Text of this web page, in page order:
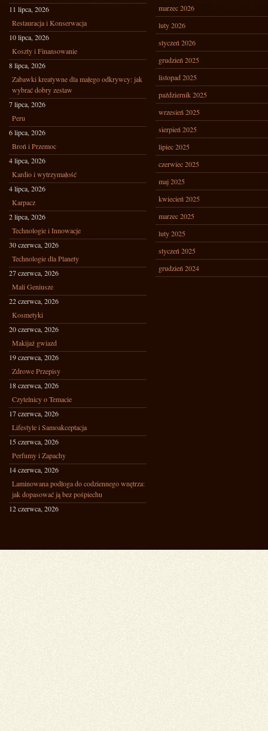
11 lipca, 2026
Restauracja i Konserwacja
10 lipca, 2026
Koszty i Finansowanie
8 lipca, 2026
Zabawki kreatywne dla małego odkrywcy: jak
wybrać dobry zestaw
7 lipca, 2026
Peru
6 lipca, 2026
Broń i Przemoc
4 lipca, 2026
Kardio i wytrzymałość
4 lipca, 2026
Karpacz
2 lipca, 2026
Technologie i Innowacje
30 czerwca, 2026
Technologie dla Planety
27 czerwca, 2026
Mali Geniusze
22 czerwca, 2026
Kosmetyki
20 czerwca, 2026
Makijaż gwiazd
19 czerwca, 2026
Zdrowe Przepisy
18 czerwca, 2026
Czytelnicy o Temacie
17 czerwca, 2026
Lifestyle i Samoakceptacja
15 czerwca, 2026
Perfumy i Zapachy
14 czerwca, 2026
Laminowana podłoga do codziennego wnętrza:
jak dopasować ją bez pośpiechu
12 czerwca, 2026
marzec 2026
luty 2026
styczeń 2026
grudzień 2025
listopad 2025
październik 2025
wrzesień 2025
sierpień 2025
lipiec 2025
czerwiec 2025
maj 2025
kwiecień 2025
marzec 2025
luty 2025
styczeń 2025
grudzień 2024